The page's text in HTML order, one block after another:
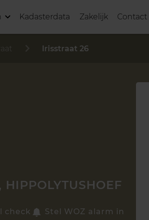
Kadasterdata Zakelijk Contact
Irisstraat 26
HIPPOLYTUSHOEF
check Stel WOZ alarm in